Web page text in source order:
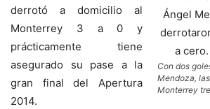
Con dos
Mendoza,
Monterrey
derrotó a domicilio al
Monterrey 3 a 0 y
prácticamente tiene
asegurado su pase a la
gran final del Apertura
2014.